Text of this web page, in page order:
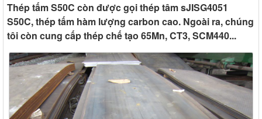
Thép tấm S50C còn được gọi thép tâm sJISG4051
S50C, thép tấm hàm lượng carbon cao. Ngoài ra, chúng
tôi còn cung cấp thép chế tạo 65Mn, CT3, SCM440...